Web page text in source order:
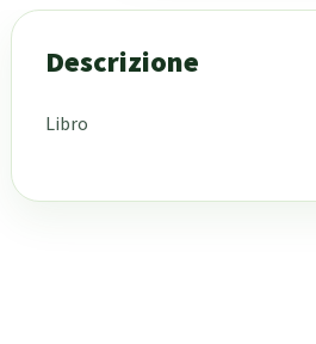
Descrizione
Libro